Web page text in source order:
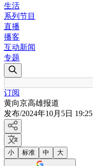
生活
系列节目
直播
播客
互动新闻
专题
订阅
黄向京高雄报道
发布/2024年10月5日 19:25
小 标准 中 大